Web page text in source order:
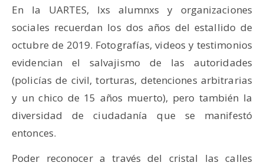
En la UARTES, lxs alumnxs y organizaciones
sociales recuerdan los dos años del estallido de
octubre de 2019. Fotografías, videos y testimonios
evidencian el salvajismo de las autoridades
(policías de civil, torturas, detenciones arbitrarias
y un chico de 15 años muerto), pero también la
diversidad de ciudadanía que se manifestó
entonces.
Poder reconocer a través del cristal las calles